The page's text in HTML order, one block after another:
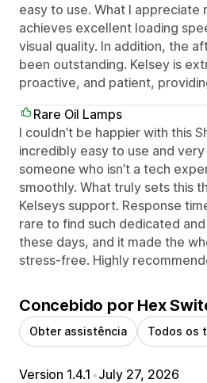
easy to use. What I appreciate
achieves excellent loading
visual quality. In addition, the
been outstanding. Kelsey is
proactive, and patient,
Rare Oil Lamps
I couldn’t be happier with this
incredibly easy to use and
someone who isn’t a tech
smoothly. What truly sets this
Kelseys support. Response
rare to find such dedicated
these days, and it made the
stress-free. Highly
Concebido por Hex
Obter assistência Todos os
Version 1.4.1 •July 27, 2026